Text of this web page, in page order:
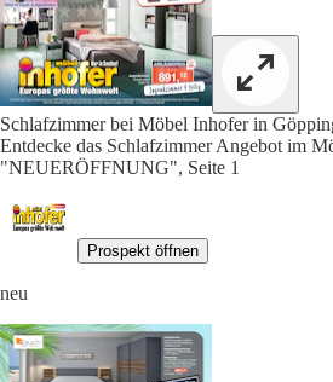
Schlafzimmer bei Möbel Inhofer in
Entdecke das Schlafzimmer Angebot im
"NEUERÖFFNUNG", Seite 1
Prospekt öffnen
neu